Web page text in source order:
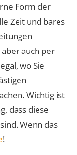
Form der
Zeit und bares
auch per
wo Sie
Wichtig ist
dass diese
Wenn das
!